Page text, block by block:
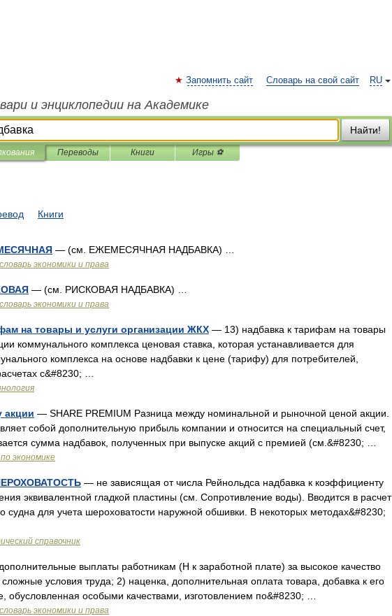
RU
Запомнить сайт Словарь на свой сайт
и энциклопедии на Академике
Найти!
Переводы Книги Игры ⚽
Книги
— (см. ЕЖЕМЕСЯЧНАЯ НАДБАВКА) …
экономики и права
— (см. РИСКОВАЯ НАДБАВКА) …
экономики и права
на товары и услуги организации ЖКХ — 13) надбавка к тарифам на товары
коммунального комплекса ценовая ставка, которая устанавливается для
комплекса на основе надбавки к цене (тарифу) для потребителей,
с&#8230; …
акции — SHARE PREMIUM Разница между номинальной и рыночной ценой акции.
собой дополнительную прибыль компании и относится на специальный счет,
сумма надбавок, полученных при выпуске акций с премией (см.&#8230; …
экономике
— не зависящая от числа Рейнольдса надбавка к коэффициенту
эквивалентной гладкой пластины (см. Сопротивление воды). Вводится в расчет
судна для учета шероховатости наружной обшивки. В некоторых методах&#8230;
справочник
выплаты работникам (Н к заработной плате) за высокое качество
условия труда; 2) наценка, дополнительная оплата товара, добавка к его
обусловленная особыми качествами, изготовлением по&#8230; …
экономики и права